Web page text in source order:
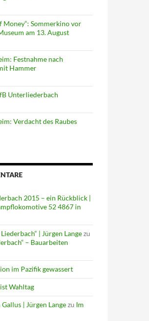
Money“: Sommerkino vor
am 13. August
Festnahme nach
Hammer
Unterliederbach
Verdacht des Raubes
2015 – ein Rückblick |
52 4867 in
| Jürgen Langezu
– Bauarbeiten
im Pazifik gewassert
ist Wahltag
| Jürgen Langezu Im